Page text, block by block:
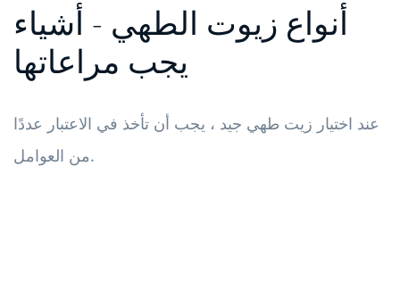
أنواع زيوت الطهي - أشياء
يجب مراعاتها
عند اختيار زيت طهي جيد ، يجب أن تأخذ في الاعتبار عددًا
من العوامل.